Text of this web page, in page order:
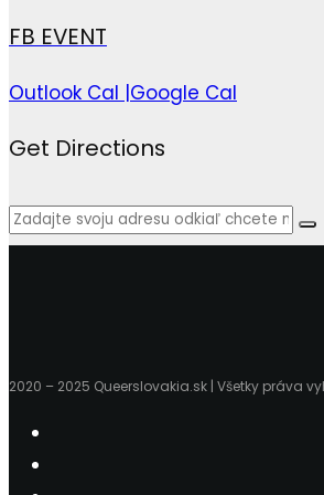
FB EVENT
Outlook Cal |Google Cal
Get Directions
2020 – 2025 Queerslovakia.sk | Všetky práva